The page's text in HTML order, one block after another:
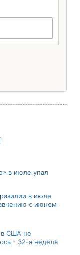
в июле упал
в июле
с июнем
в США не
- 32-я неделя